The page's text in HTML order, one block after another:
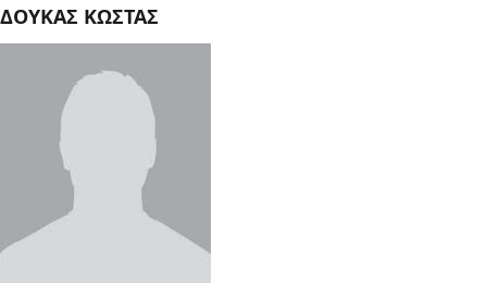
ΔΟΥΚΑΣ ΚΩΣΤΑΣ